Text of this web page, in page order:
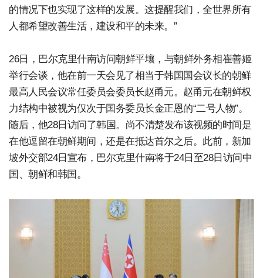
的情况下也实现了这样的发展。这提醒我们，全世界所有
人都希望改善生活，建设和平的未来。”
26日，巴尔克里什南访问朝鲜平壤，与朝鲜外务相崔善姬
举行会谈，他在前一天会见了相当于韩国国会议长的朝鲜
最高人民会议常任委员会委员长赵甬元。赵甬元在朝鲜权
力结构中被视为仅次于国务委员长金正恩的“二号人物”。
随后，他28日访问了韩国。尚不清楚发布该视频的时间是
在他逗留在朝鲜期间，还是在抵达首尔之后。此前，新加
坡外交部24日宣布，巴尔克里什南将于24日至28日访问中
国、朝鲜和韩国。